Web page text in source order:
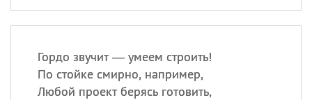
Гордо звучит — умеем строить!
По стойке смирно, например,
Любой проект берясь готовить,